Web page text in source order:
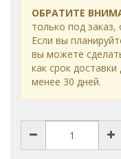
ОБРАТИТЕ
только под заказ,
Если вы
вы можете
как срок
менее 30 дней.